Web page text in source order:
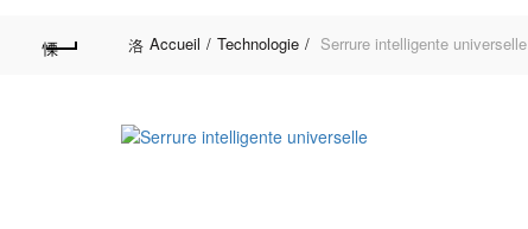
Accueil Technologie Serrure intelligente universelle